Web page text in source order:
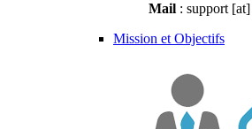
Mail : support
Mission et Objectifs